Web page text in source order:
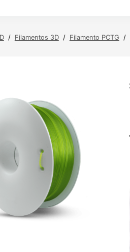
/ Filamentos 3D / Filamento PCTG /